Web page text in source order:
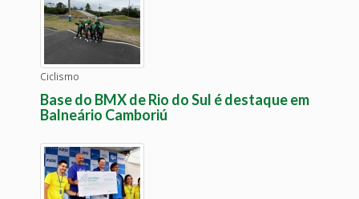
Ciclismo
Base do BMX de Rio do Sul é destaque em
Balneário Camboriú